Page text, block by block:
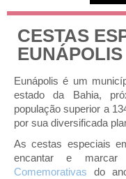
CESTAS
EUNÁPOLIS
Eunápolis é um
estado da Bahia,
população superior a
por sua diversificada
As cestas especiais
encantar e
Comemorativas do